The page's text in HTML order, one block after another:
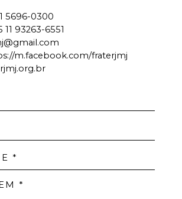
5696-0300
11 93263-6551
m.facebook.com/fraterjmj